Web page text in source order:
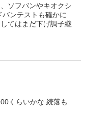
ソフバンやキオクシ
ンテストも確かに
てはまだ下げ調子継
くらいかな 続落も